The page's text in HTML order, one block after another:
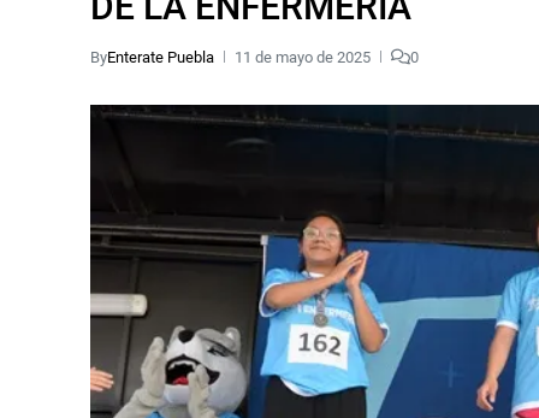
ByEnterate Puebla 11 de mayo de 2025 0